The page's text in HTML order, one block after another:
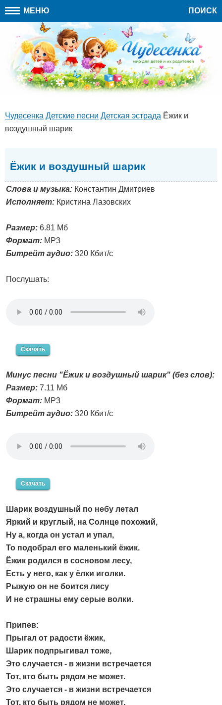
МЕНЮ ПОИСК
Чудесенка Детские песни Детская эстрада Ёжик и
воздушный шарик
Ёжик и воздушный шарик
Слова и музыка: Константин Дмитриев
Исполняет: Кристина Лазовских
Размер: 6.81 Мб
Формат: MP3
Битрейт аудио: 320 Кбит/с
Послушать:
Скачать
Минус песни "Ёжик и воздушный шарик" (без слов):
Размер: 7.11 Мб
Формат: MP3
Битрейт аудио: 320 Кбит/с
Скачать
Шарик воздушный по небу летал
Яркий и круглый, на Солнце похожий,
Ну а, когда он устал и упал,
То подобрал его маленький ёжик.
Ёжик родился в сосновом лесу,
Есть у него, как у ёлки иголки.
Рыжую он не боится лису
И не страшны ему серые волки.
Припев:
Прыгал от радости ёжик,
Шарик подпрыгивал тоже,
Это случается - в жизни встречается
Тот, кто быть рядом не может.
Это случается - в жизни встречается
Тот, кто быть рядом не может.